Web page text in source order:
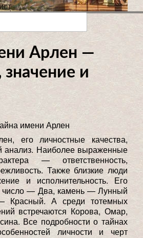
Арлен —
значение и
его личностные качества,
анализ. Наиболее выраженные
— ответственность,
Также близкие люди
и исполнительность. Его
число — Два, камень — Лунный
Красный. А среди тотемных
встречаются Корова, Омар,
Все подробности о тайнах
личности и черт